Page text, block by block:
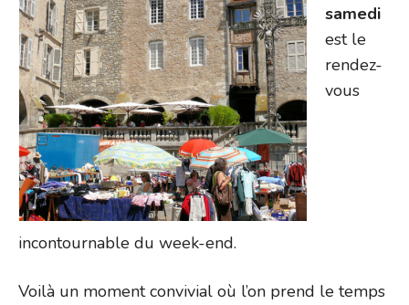
samedi
est le
rendez-
vous
incontournable du week-end.
Voilà un moment convivial où l’on prend le temps